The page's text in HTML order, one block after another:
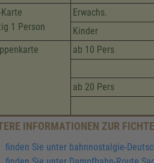
1 Person
Erwachs.
Kinder
ab 10 Pers
ab 20 Pers
INFORMATIONEN ZUR
finden Sie unter bahnnostalgie-